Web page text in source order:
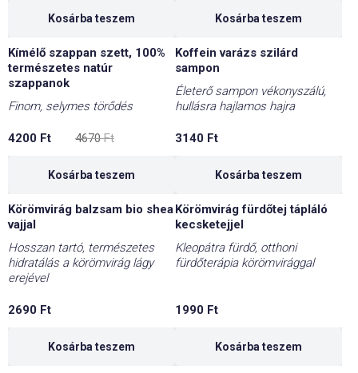
Kosárba teszem Kosárba teszem
Kímélő szappan szett, 100%
természetes natúr
szappanok
Finom, selymes törődés
4670Ft
price
4200 Ft
price
Kosárba teszem
Koffein varázs szilárd
sampon
Életerő sampon vékonyszálú,
hullásra hajlamos hajra
3140 Ft
Kosárba teszem
Körömvirág balzsam bio shea
vajjal
Hosszan tartó, természetes
hidratálás a körömvirág lágy
erejével
2690 Ft
Kosárba teszem
Körömvirág fürdőtej tápláló
kecsketejjel
Kleopátra fürdő, otthoni
fürdőterápia körömvirággal
1990 Ft
Kosárba teszem